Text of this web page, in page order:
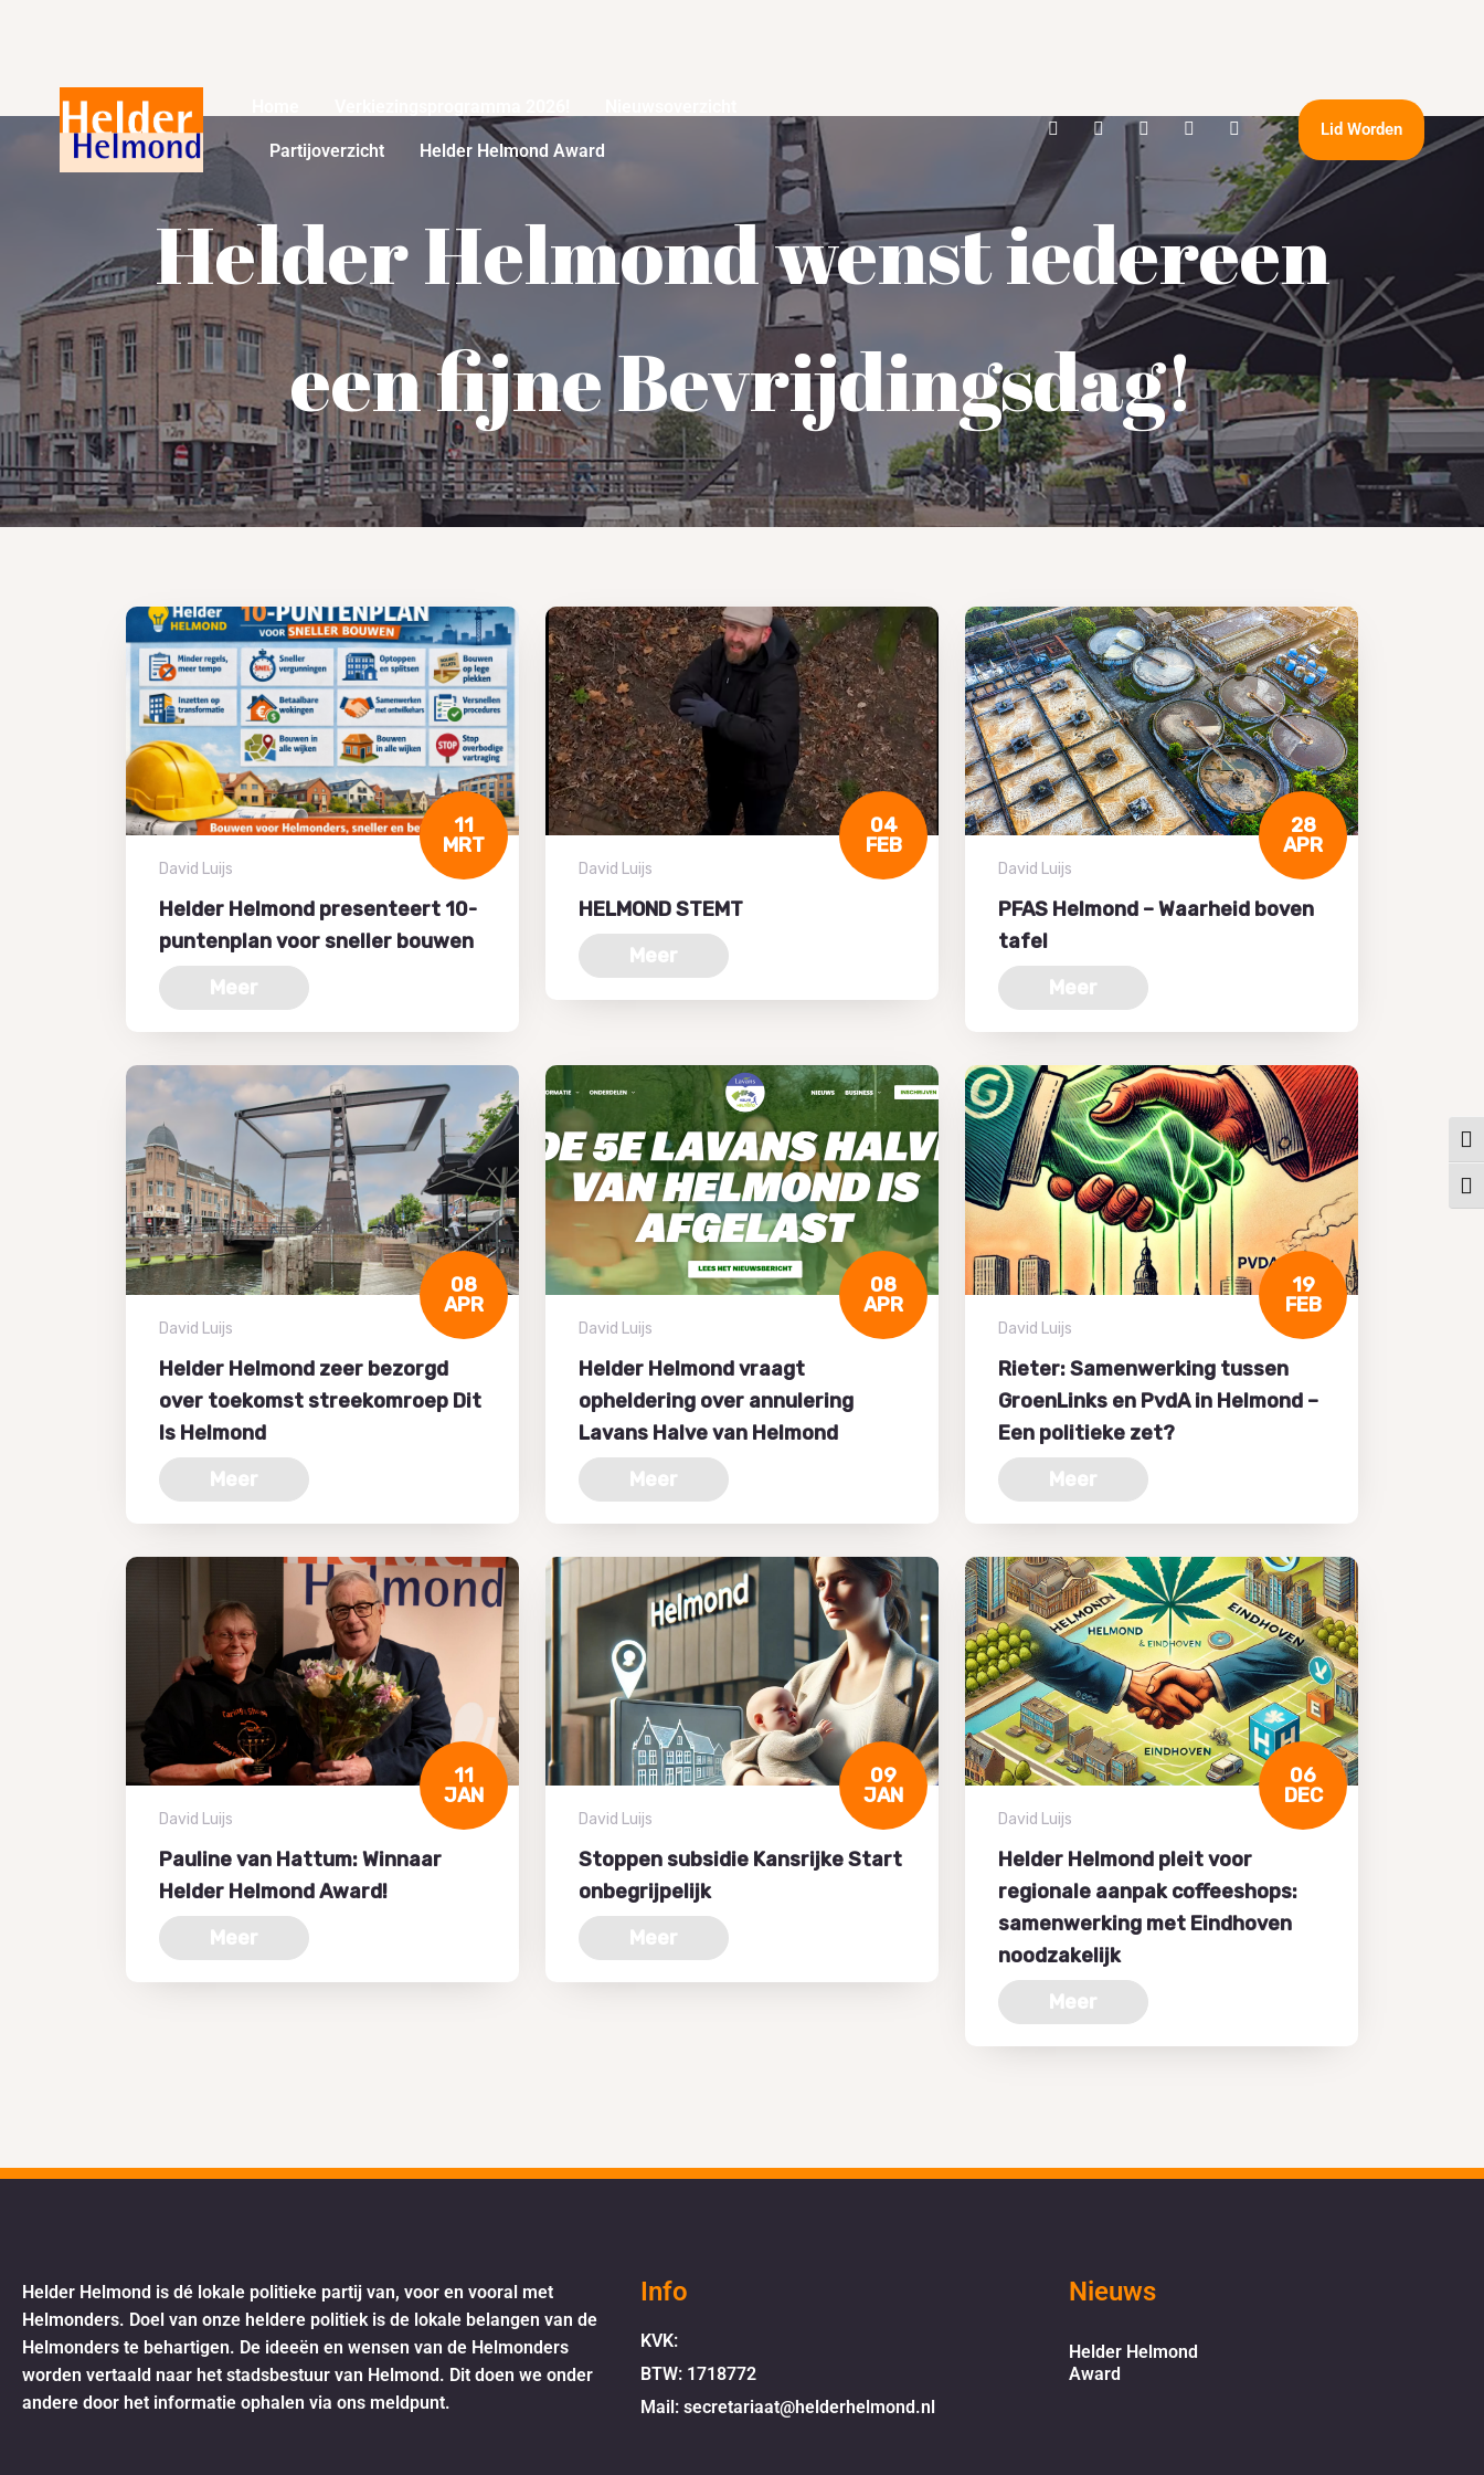
Partijoverzicht Helder Helmond Award
Lid Worden
Helder Helmond wenst iedereen
een fijne Bevrijdingsdag!
11
MRT
David Luijs
Helder Helmond presenteert 10-
puntenplan voor sneller bouwen
Meer
04
FEB
David Luijs
HELMOND STEMT
Meer
28
APR
David Luijs
PFAS Helmond – Waarheid boven
tafel
Meer
08
APR
David Luijs
Helder Helmond zeer bezorgd
over toekomst streekomroep Dit
Is Helmond
Meer
08
APR
David Luijs
Helder Helmond vraagt
opheldering over annulering
Lavans Halve van Helmond
Meer
19
FEB
David Luijs
Rieter: Samenwerking tussen
GroenLinks en PvdA in Helmond –
Een politieke zet?
Meer
11
JAN
David Luijs
Pauline van Hattum: Winnaar
Helder Helmond Award!
Meer
09
JAN
David Luijs
Stoppen subsidie Kansrijke Start
onbegrijpelijk
Meer
06
DEC
David Luijs
Helder Helmond pleit voor
regionale aanpak coffeeshops:
samenwerking met Eindhoven
noodzakelijk
Meer
Helder Helmond is dé lokale politieke partij van, voor en vooral met
Helmonders. Doel van onze heldere politiek is de lokale belangen van de
Helmonders te behartigen. De ideeën en wensen van de Helmonders
worden vertaald naar het stadsbestuur van Helmond. Dit doen we onder
andere door het informatie ophalen via ons meldpunt.
Info
KVK:
BTW: 1718772
Mail: secretariaat@helderhelmond.nl
Nieuws
Helder Helmond
Award